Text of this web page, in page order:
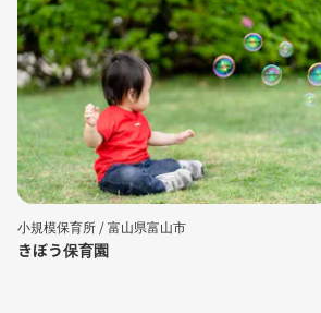
小規模保育所 /富山県富山市
きぼう保育園